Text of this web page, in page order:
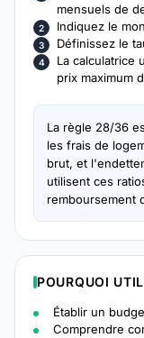
mensuels de
Indiquez le
Définissez le
La calculatrice
prix maximum
La règle 28/36
les frais de
brut, et
utilisent ces
remboursement
POURQUOI
Établir un
Comprendre